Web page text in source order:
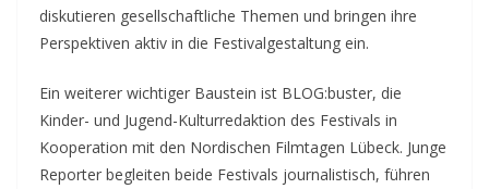
diskutieren gesellschaftliche Themen und bringen ihre
Perspektiven aktiv in die Festivalgestaltung ein.
Ein weiterer wichtiger Baustein ist BLOG:buster, die
Kinder- und Jugend-Kulturredaktion des Festivals in
Kooperation mit den Nordischen Filmtagen Lübeck. Junge
Reporter begleiten beide Festivals journalistisch, führen